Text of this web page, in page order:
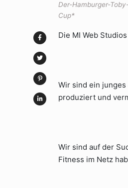
Der-Hamburger-
Cup*
Die MI Web
Wir sind ein
produziert und
Wir sind auf der
Fitness im Netz